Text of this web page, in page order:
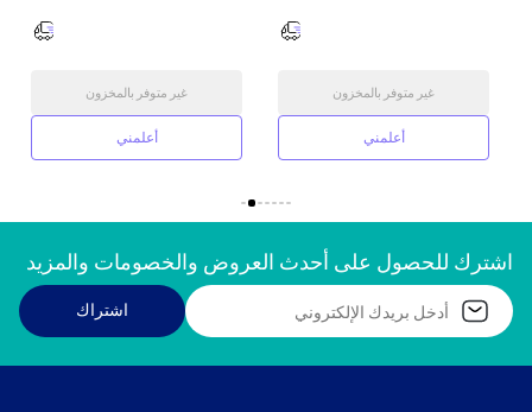
غير متوفر بالمخزون
أعلمني
غير متوفر بالمخزون
أعلمني
اشترك للحصول على أحدث العروض والخصومات والمزيد
اشتراك